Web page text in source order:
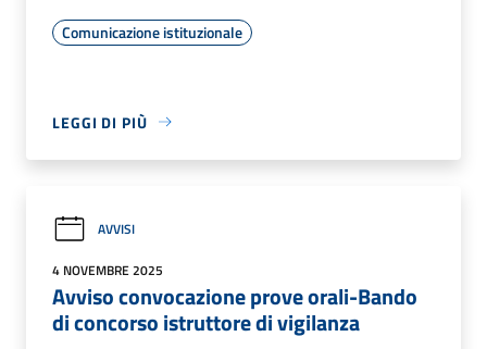
Comunicazione istituzionale
LEGGI DI PIÙ
AVVISI
4 NOVEMBRE 2025
Avviso convocazione prove orali-Bando
di concorso istruttore di vigilanza